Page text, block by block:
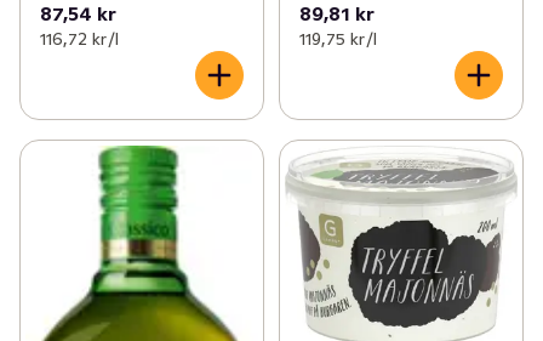
87,54 kr
116,72 kr /l
89,81 kr
119,75 kr /l